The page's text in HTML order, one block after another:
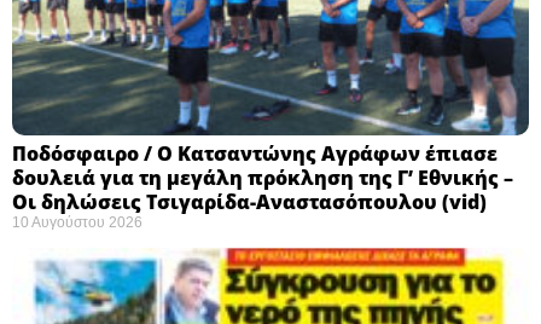
Ποδόσφαιρο / Ο Κατσαντώνης Αγράφων έπιασε
δουλειά για τη μεγάλη πρόκληση της Γ’ Εθνικής –
Οι δηλώσεις Τσιγαρίδα-Αναστασόπουλου (vid)
10 Αυγούστου 2026